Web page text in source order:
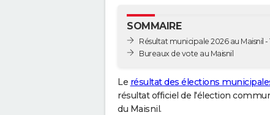
SOMMAIRE
Résultat municipale 2026 au Maisnil -
Bureaux de vote au Maisnil
Le résultat des élections
résultat officiel de l'élection
du Maisnil.